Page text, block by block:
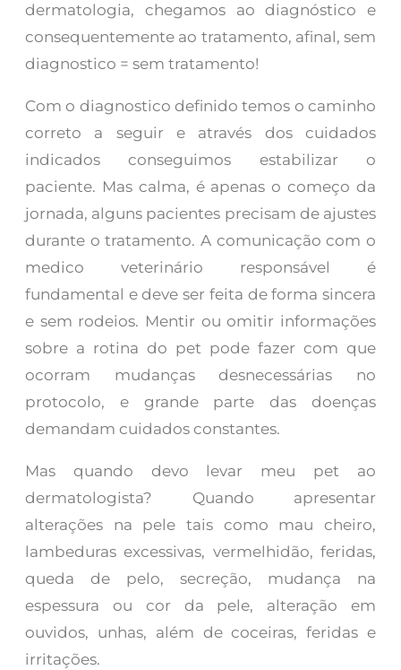
dermatologia, chegamos ao diagnóstico e
consequentemente ao tratamento, afinal, sem
diagnostico = sem tratamento!
Com o diagnostico definido temos o caminho
correto a seguir e através dos cuidados
indicados conseguimos estabilizar o
paciente. Mas calma, é apenas o começo da
jornada, alguns pacientes precisam de ajustes
durante o tratamento. A comunicação com o
medico veterinário responsável é
fundamental e deve ser feita de forma sincera
e sem rodeios. Mentir ou omitir informações
sobre a rotina do pet pode fazer com que
ocorram mudanças desnecessárias no
protocolo, e grande parte das doenças
demandam cuidados constantes.
Mas quando devo levar meu pet ao
dermatologista? Quando apresentar
alterações na pele tais como mau cheiro,
lambeduras excessivas, vermelhidão, feridas,
queda de pelo, secreção, mudança na
espessura ou cor da pele, alteração em
ouvidos, unhas, além de coceiras, feridas e
irritações.